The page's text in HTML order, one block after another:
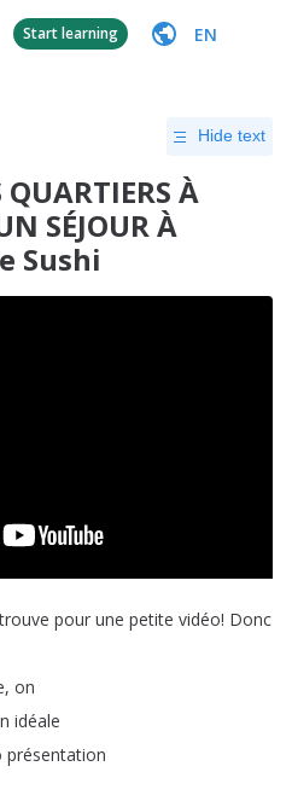
Start learning EN
Hide text
QUARTIERS À
SÉJOUR À
Sushi
pour une petite vidéo! Donc
, on
idéale
présentation